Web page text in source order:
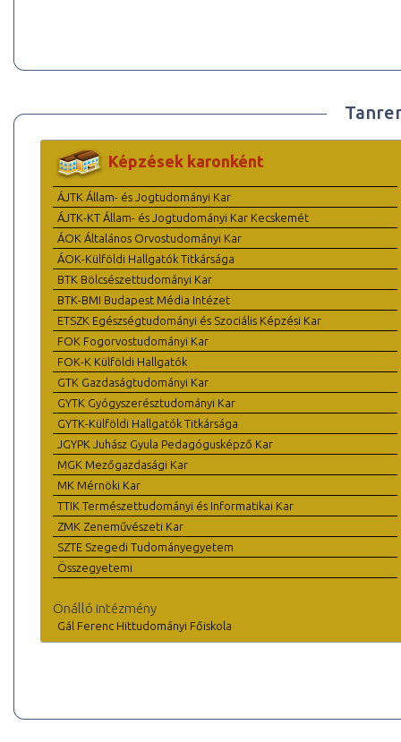
Képzések karonként
ÁJTK Állam- és Jogtudományi Kar
ÁJTK-KT Állam- és Jogtudományi Kar Kecskemét
ÁOK Általános Orvostudományi Kar
ÁOK-Külföldi Hallgatók Titkársága
BTK Bölcsészettudományi Kar
BTK-BMI Budapest Média Intézet
ETSZK Egészségtudományi és Szociális Képzési Kar
FOK Fogorvostudományi Kar
FOK-K Külföldi Hallgatók
GTK Gazdaságtudományi Kar
GYTK Gyógyszerésztudományi Kar
GYTK-Külföldi Hallgatók Titkársága
JGYPK Juhász Gyula Pedagógusképző Kar
MGK Mezőgazdasági Kar
MK Mérnöki Kar
TTIK Természettudományi és Informatikai Kar
ZMK Zeneművészeti Kar
SZTE Szegedi Tudományegyetem
Összegyetemi
Önálló intézmény
Gál Ferenc Hittudományi Főiskola